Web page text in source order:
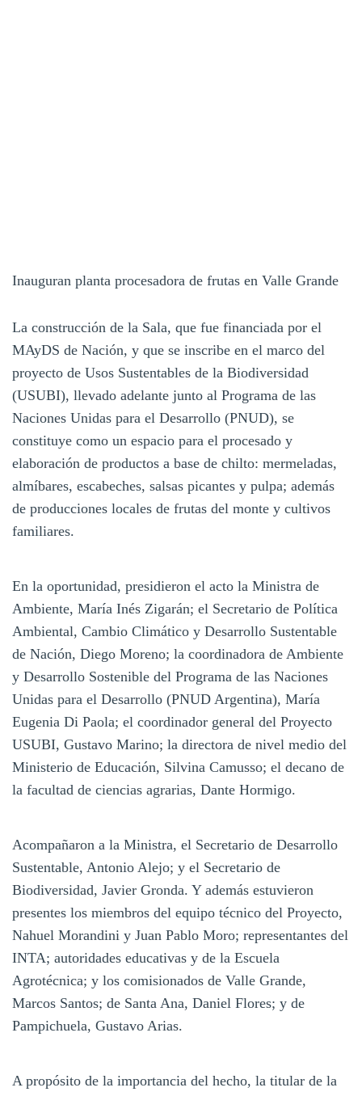
Inauguran planta procesadora de frutas en Valle Grande
La construcción de la Sala, que fue financiada por el
MAyDS de Nación, y que se inscribe en el marco del
proyecto de Usos Sustentables de la Biodiversidad
(USUBI), llevado adelante junto al Programa de las
Naciones Unidas para el Desarrollo (PNUD), se
constituye como un espacio para el procesado y
elaboración de productos a base de chilto: mermeladas,
almíbares, escabeches, salsas picantes y pulpa; además
de producciones locales de frutas del monte y cultivos
familiares.
En la oportunidad, presidieron el acto la Ministra de
Ambiente, María Inés Zigarán; el Secretario de Política
Ambiental, Cambio Climático y Desarrollo Sustentable
de Nación, Diego Moreno; la coordinadora de Ambiente
y Desarrollo Sostenible del Programa de las Naciones
Unidas para el Desarrollo (PNUD Argentina), María
Eugenia Di Paola; el coordinador general del Proyecto
USUBI, Gustavo Marino; la directora de nivel medio del
Ministerio de Educación, Silvina Camusso; el decano de
la facultad de ciencias agrarias, Dante Hormigo.
Acompañaron a la Ministra, el Secretario de Desarrollo
Sustentable, Antonio Alejo; y el Secretario de
Biodiversidad, Javier Gronda. Y además estuvieron
presentes los miembros del equipo técnico del Proyecto,
Nahuel Morandini y Juan Pablo Moro; representantes del
INTA; autoridades educativas y de la Escuela
Agrotécnica; y los comisionados de Valle Grande,
Marcos Santos; de Santa Ana, Daniel Flores; y de
Pampichuela, Gustavo Arias.
A propósito de la importancia del hecho, la titular de la